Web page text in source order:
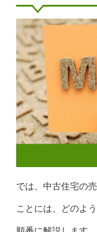
では、中古住宅の
ことには、どのよ